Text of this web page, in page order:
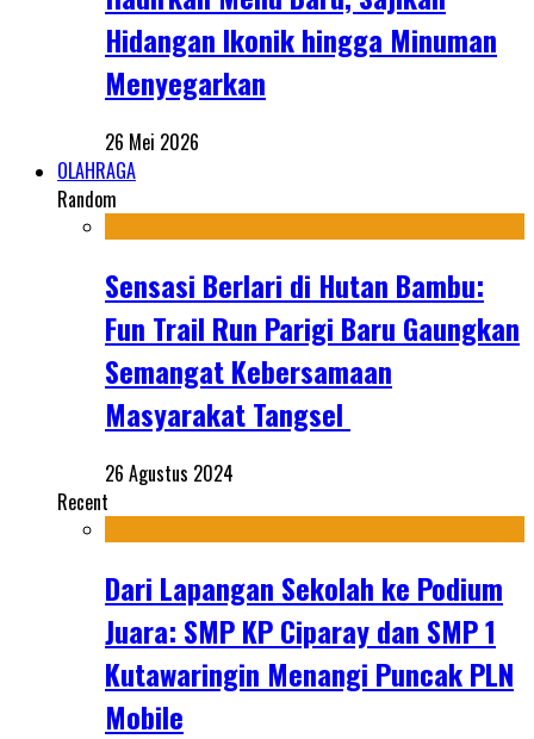
Hidangan Ikonik hingga Minuman
Menyegarkan
26 Mei 2026
OLAHRAGA
Random
Sensasi Berlari di Hutan Bambu:
Fun Trail Run Parigi Baru Gaungkan
Semangat Kebersamaan
Masyarakat Tangsel
26 Agustus 2024
Recent
Dari Lapangan Sekolah ke Podium
Juara: SMP KP Ciparay dan SMP 1
Kutawaringin Menangi Puncak PLN
Mobile